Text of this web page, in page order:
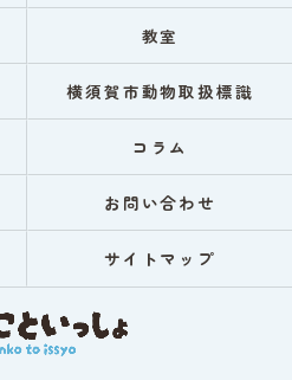
教室
横須賀市動物取扱標識
コラム
お問い合わせ
サイトマップ